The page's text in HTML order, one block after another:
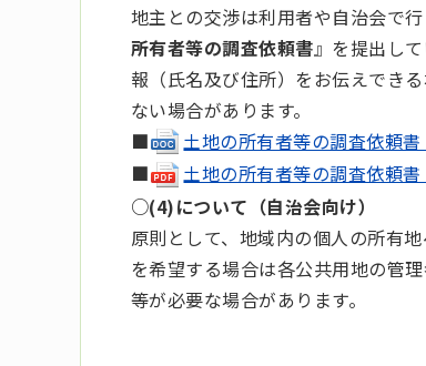
地主との交渉は利用者や自治会で
所有者等の調査依頼書』を提出し
報（氏名及び住所）をお伝えでき
ない場合があります。
■
土地の所有者等の調査依頼
■
土地の所有者等の調査依頼
○(4)について（自治会向け）
原則として、地域内の個人の所有
を希望する場合は各公共用地の管
等が必要な場合があります。